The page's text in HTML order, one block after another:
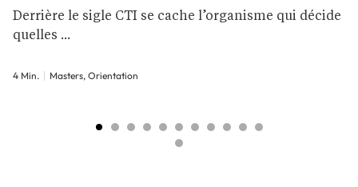
Derrière le sigle CTI se cache l’organisme qui décide
quelles ...
4 Min. Masters, Orientation